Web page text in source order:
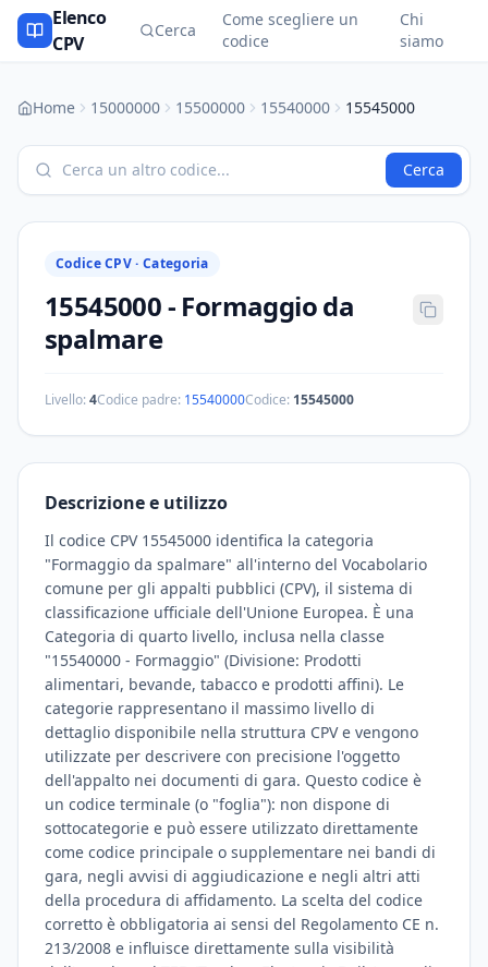
Elenco
CPV
Cerca
Come scegliere un
codice
Chi
siamo
Home 15000000 15500000 15540000 15545000
Cerca
Codice CPV · Categoria
15545000- Formaggio da
spalmare
Livello:4Codice padre: 15540000Codice: 15545000
Descrizione e utilizzo
Il codice CPV 15545000 identifica la categoria
"Formaggio da spalmare" all'interno del Vocabolario
comune per gli appalti pubblici (CPV), il sistema di
classificazione ufficiale dell'Unione Europea. È una
Categoria di quarto livello, inclusa nella classe
"15540000 - Formaggio" (Divisione: Prodotti
alimentari, bevande, tabacco e prodotti affini). Le
categorie rappresentano il massimo livello di
dettaglio disponibile nella struttura CPV e vengono
utilizzate per descrivere con precisione l'oggetto
dell'appalto nei documenti di gara. Questo codice è
un codice terminale (o "foglia"): non dispone di
sottocategorie e può essere utilizzato direttamente
come codice principale o supplementare nei bandi di
gara, negli avvisi di aggiudicazione e negli altri atti
della procedura di affidamento. La scelta del codice
corretto è obbligatoria ai sensi del Regolamento CE n.
213/2008 e influisce direttamente sulla visibilità